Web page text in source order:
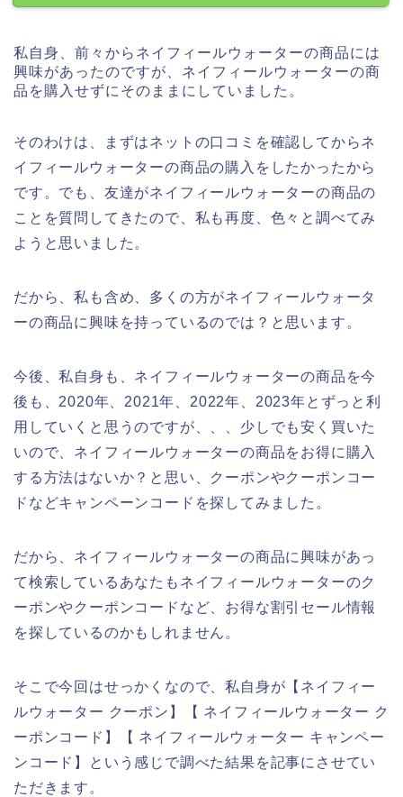
私自身、前々からネイフィールウォーターの商品には
興味があったのですが、ネイフィールウォーターの商
品を購入せずにそのままにしていました。
そのわけは、まずはネットの口コミを確認してからネ
イフィールウォーターの商品の購入をしたかったから
です。でも、友達がネイフィールウォーターの商品の
ことを質問してきたので、私も再度、色々と調べてみ
ようと思いました。
だから、私も含め、多くの方がネイフィールウォータ
ーの商品に興味を持っているのでは？と思います。
今後、私自身も、ネイフィールウォーターの商品を今
後も、2020年、2021年、2022年、2023年とずっと利
用していくと思うのですが、、、少しでも安く買いた
いので、ネイフィールウォーターの商品をお得に購入
する方法はないか？と思い、クーポンやクーポンコー
ドなどキャンペーンコードを探してみました。
だから、ネイフィールウォーターの商品に興味があっ
て検索しているあなたもネイフィールウォーターのク
ーポンやクーポンコードなど、お得な割引セール情報
を探しているのかもしれません。
そこで今回はせっかくなので、私自身が【ネイフィー
ルウォーター クーポン】【 ネイフィールウォーター ク
ーポンコード】【 ネイフィールウォーター キャンペー
ンコード】という感じで調べた結果を記事にさせてい
ただきます。